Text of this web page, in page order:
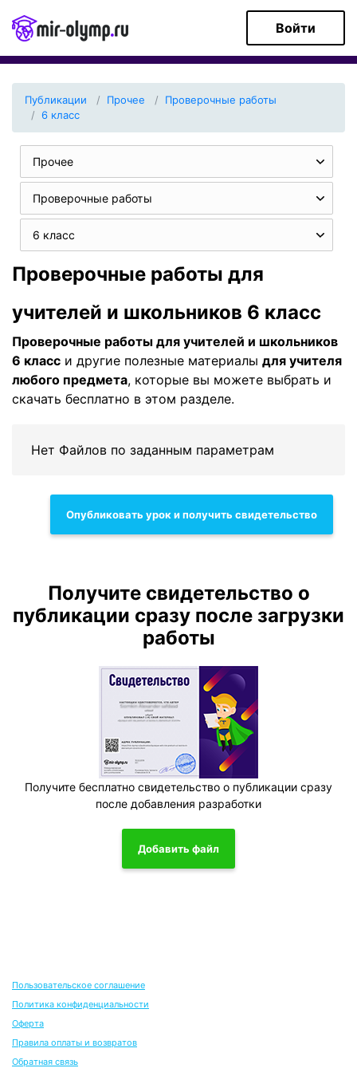
Войти
Публикации Прочее
Проверочные работы
6 класс
Прочее
Проверочные работы
6 класс
Проверочные работы для
учителей и школьников 6 класс
Проверочные работы для учителей и школьников
6 класс и другие полезные материалы для учителя
любого предмета, которые вы можете выбрать и
скачать бесплатно в этом разделе.
Нет Файлов по заданным параметрам
Опубликовать урок и получить свидетельство
Получите свидетельство о
публикации сразу после загрузки
работы
Получите бесплатно свидетельство о публикации сразу
после добавления разработки
Добавить файл
Пользовательское соглашение
Политика конфиденциальности
Оферта
Правила оплаты и возвратов
Обратная связь